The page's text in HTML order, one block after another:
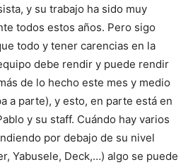
y su trabajo ha sido muy
todos estos años. Pero sigo
todo y tener carencias en la
debe rendir y puede rendir
de lo hecho este mes y medio
a parte), y esto, en parte está en
y su staff. Cuándo hay varios
por debajo de su nivel
Yabusele, Deck,…) algo se puede